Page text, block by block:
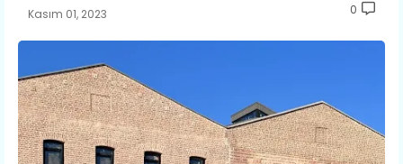
Kasım 01, 2023 0